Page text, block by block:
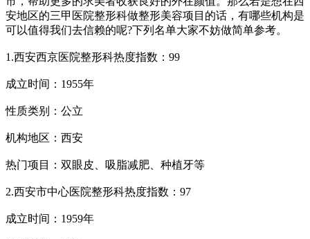
安地区的三甲医院整形科做整形美容项目的话，有哪些机构是
可以值得我们去信赖的呢?下列名单大家不妨做简单参考。
1.西安西京医院整形科热度指数：99
成立时间：1955年
性质类别：公立
机构地区：西安
热门项目：双眼皮、吸脂减肥、种植牙等
2.西安市中心医院整形科热度指数：97
成立时间：1959年